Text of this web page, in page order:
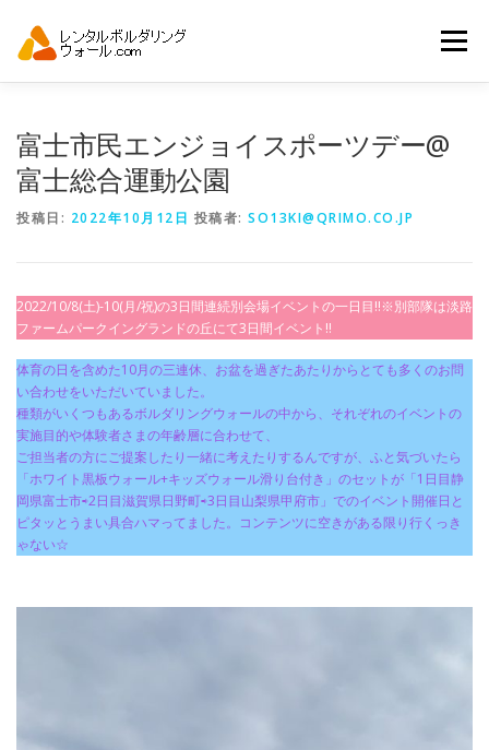
メニュー
富士市民エンジョイスポーツデー@
富士総合運動公園
投稿日: 2022年10月12日 投稿者: SO13KI@QRIMO.CO.JP
2022/10/8(土)-10(月/祝)の3日間連続別会場イベントの一日目!!※別部隊は淡路
ファームパークイングランドの丘にて3日間イベント!!
体育の日を含めた10月の三連休、お盆を過ぎたあたりからとても多くのお問
い合わせをいただいていました。
種類がいくつもあるボルダリングウォールの中から、それぞれのイベントの
実施目的や体験者さまの年齢層に合わせて、
ご担当者の方にご提案したり一緒に考えたりするんですが、ふと気づいたら
「ホワイト黒板ウォール+キッズウォール滑り台付き」のセットが「1日目静
岡県富士市⇨2日目滋賀県日野町⇨3日目山梨県甲府市」でのイベント開催日と
ピタッとうまい具合ハマってました。コンテンツに空きがある限り行くっき
ゃない☆